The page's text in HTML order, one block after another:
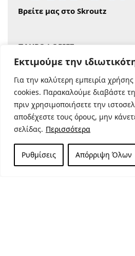
Εκτιμούμε την
Για την καλύτερη εμπειρία
cookies. Παρακαλούμε διαβάστε
πριν χρησιμοποιήσετε την
αποδέχεστε τους όρους, μην
σελίδας. Περισσότερα
Ρυθμίσεις Απόρριψη Όλων
Βρείτε μας στο Skroutz
ΠΛΗΡΟΦΟΡΙΕΣ
Ο λογαριασμός σου
Συχνές Ερωτήσεις
Μέθοδοι Πληρωμής
Αποστολή Προϊόντων
Επιστροφές – αλλαγές
Shipping & Payments